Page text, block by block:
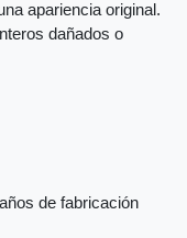
apariencia original.
dañados o
de fabricación